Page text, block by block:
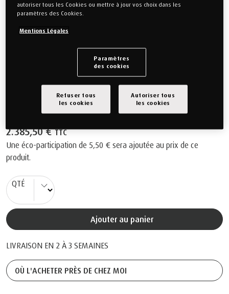
PRO Plus
Technologie SmartCool™
OEKO-TEX® Made in Green
10 ans de Garantie
2.385,50 €TTC
Une éco-participation de 5,50 € sera ajoutée au prix de ce
produit.
QTÉ
Ajouter au panier
LIVRAISON EN 2 À 3 SEMAINES
OÙ L'ACHETER PRÈS DE CHEZ MOI
autoriser tous les Cookies ou mettre à jour vos choix dans les
paramètres des Cookies.
Mentions Légales
Paramètres
des cookies
Refuser tous
les cookies
Autoriser tous
les cookies